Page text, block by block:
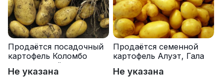
Продаётся посадочный
картофель Коломбо
оптом от трёх тонн
Не указана
Продаётся семенной
картофель Алуэт, Гала
Не указана